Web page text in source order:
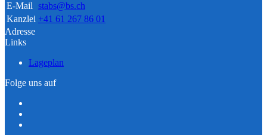
E-Mail stabs@bs.ch
Kanzlei +41 61 267 86 01
Adresse
Links
Lageplan
Folge uns auf